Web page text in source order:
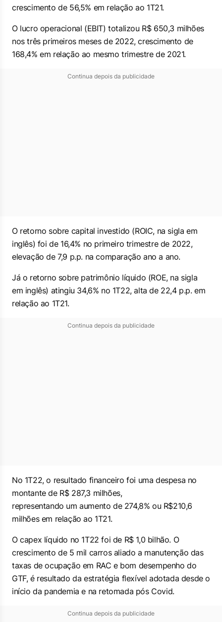
crescimento de 56,5% em relação ao 1T21.
O lucro operacional (EBIT) totalizou R$ 650,3 milhões
nos três primeiros meses de 2022, crescimento de
168,4% em relação ao mesmo trimestre de 2021.
Continua depois da publicidade
O retorno sobre capital investido (ROIC, na sigla em
inglês) foi de 16,4% no primeiro trimestre de 2022,
elevação de 7,9 p.p. na comparação ano a ano.
Já o retorno sobre patrimônio líquido (ROE, na sigla
em inglês) atingiu 34,6% no 1T22, alta de 22,4 p.p. em
relação ao 1T21.
Continua depois da publicidade
No 1T22, o resultado financeiro foi uma despesa no
montante de R$ 287,3 milhões,
representando um aumento de 274,8% ou R$210,6
milhões em relação ao 1T21.
O capex líquido no 1T22 foi de R$ 1,0 bilhão. O
crescimento de 5 mil carros aliado a manutenção das
taxas de ocupação em RAC e bom desempenho do
GTF, é resultado da estratégia flexível adotada desde o
início da pandemia e na retomada pós Covid.
Continua depois da publicidade